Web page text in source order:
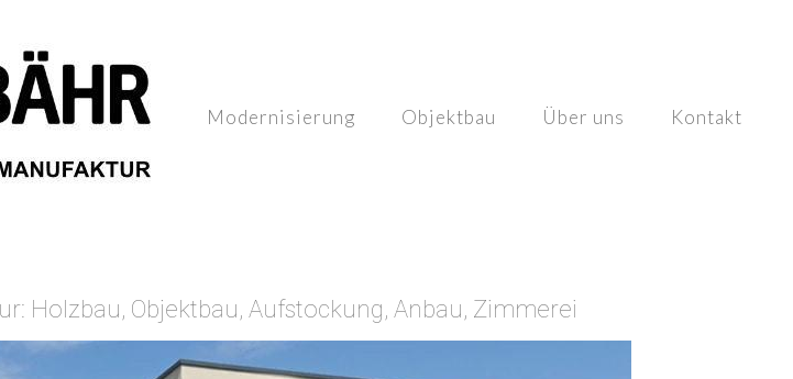
Modernisierung Objektbau Über uns Kontakt
Holzbau, Objektbau, Aufstockung, Anbau, Zimmerei